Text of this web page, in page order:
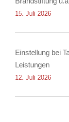
15. Juli 2026
Einstellung bei
Leistungen
12. Juli 2026